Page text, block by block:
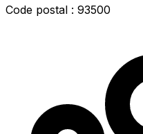
Code postal : 93500